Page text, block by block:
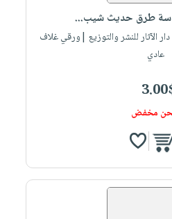
طرق حديث شيب...
الآثار للنشر والتوزيع |ورقي غلاف
عادي
مخفض